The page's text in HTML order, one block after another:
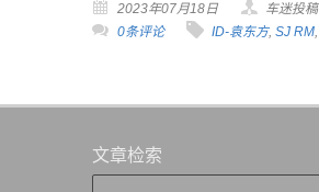
2023年07月18日
车迷投稿
0条评论
ID-袁东方, SJ RM,
文章检索